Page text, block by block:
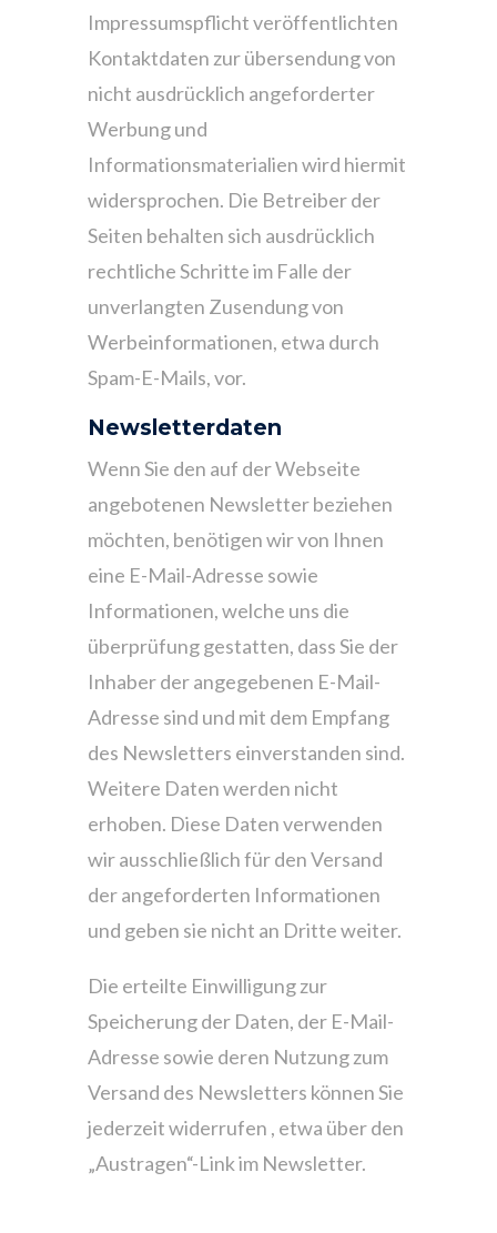
Impressumspflicht veröffentlichten
Kontaktdaten zur übersendung von
nicht ausdrücklich angeforderter
Werbung und
Informationsmaterialien wird hiermit
widersprochen. Die Betreiber der
Seiten behalten sich ausdrücklich
rechtliche Schritte im Falle der
unverlangten Zusendung von
Werbeinformationen, etwa durch
Spam-E-Mails, vor.
Newsletterdaten
Wenn Sie den auf der Webseite
angebotenen Newsletter beziehen
möchten, benötigen wir von Ihnen
eine E-Mail-Adresse sowie
Informationen, welche uns die
überprüfung gestatten, dass Sie der
Inhaber der angegebenen E-Mail-
Adresse sind und mit dem Empfang
des Newsletters einverstanden sind.
Weitere Daten werden nicht
erhoben. Diese Daten verwenden
wir ausschließlich für den Versand
der angeforderten Informationen
und geben sie nicht an Dritte weiter.
Die erteilte Einwilligung zur
Speicherung der Daten, der E-Mail-
Adresse sowie deren Nutzung zum
Versand des Newsletters können Sie
jederzeit widerrufen , etwa über den
„Austragen“-Link im Newsletter.